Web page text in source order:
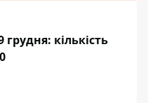
кількість